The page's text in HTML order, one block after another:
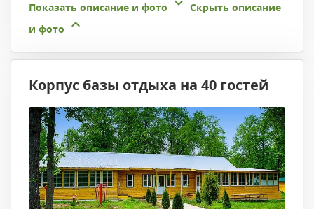
Показать описание и фото
Скрыть описание
и фото
Корпус базы отдыха на 40 гостей